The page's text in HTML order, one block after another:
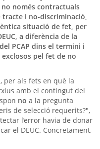
només contractuals
i no-discriminació,
situació de fet, per
a diferència de la
PCAP dins el termini i
pel fet de no
, per als fets en què la
amb el contingut del
no a la pregunta
de selecció requerits?",
l’error havia de donar
el DEUC. Concretament,